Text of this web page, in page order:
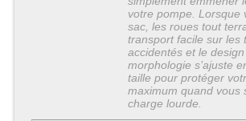
votre pompe. Lorsque
sac, les roues tout
transport facile sur les
accidentés et le
morphologie s’ajuste
taille pour protéger
maximum quand vous
charge lourde.